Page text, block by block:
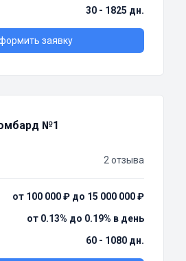
30 - 1825 дн.
заявку
№1
2 отзыва
от 100 000 ₽ до 15 000 000 ₽
от 0.13% до 0.19% в день
60 - 1080 дн.